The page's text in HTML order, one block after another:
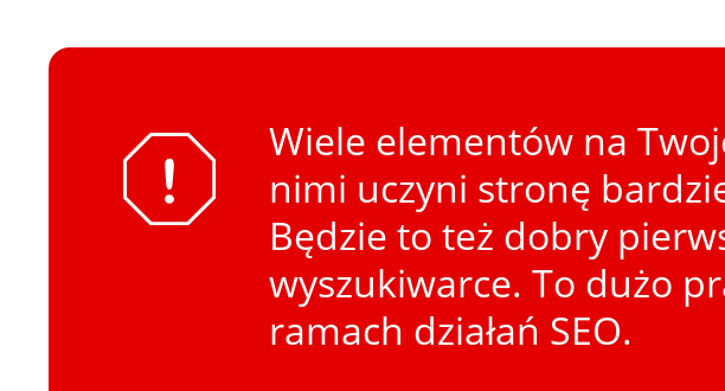
Wiele elementów na
nimi uczyni stronę
Będzie to też dobry
wyszukiwarce. To dużo
ramach działań SEO.